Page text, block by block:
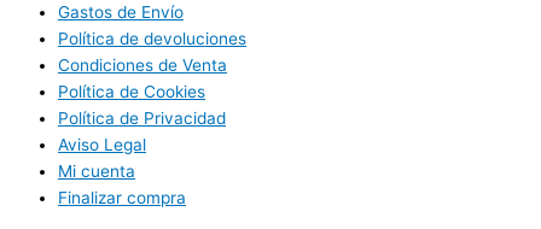
Gastos de Envío
Política de devoluciones
Condiciones de Venta
Política de Cookies
Política de Privacidad
Aviso Legal
Mi cuenta
Finalizar compra